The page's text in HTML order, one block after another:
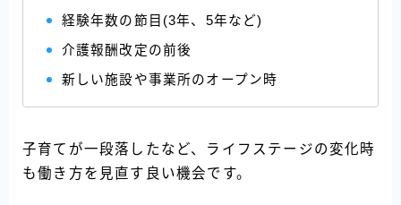
経験年数の節目(3年、5年など)
介護報酬改定の前後
新しい施設や事業所のオープン時
子育てが一段落したなど、ライフステージの変化時
も働き方を見直す良い機会です。